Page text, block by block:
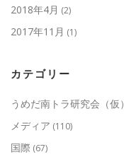
2018年4月 (2)
2017年11月 (1)
カテゴリー
うめだ南トラ研究会（仮）
メディア (110)
国際 (67)